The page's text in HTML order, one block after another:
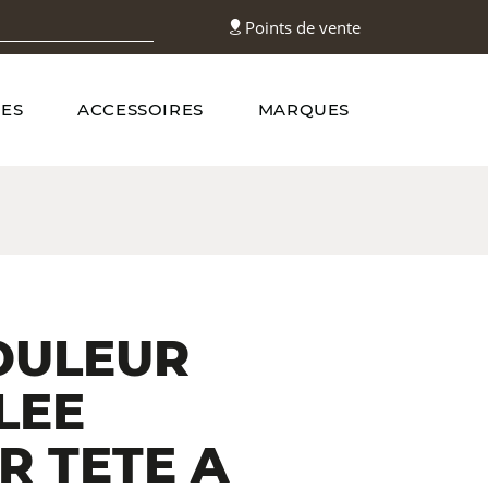
Points de vente
ACCESSOIRES MARQUES
TETE A